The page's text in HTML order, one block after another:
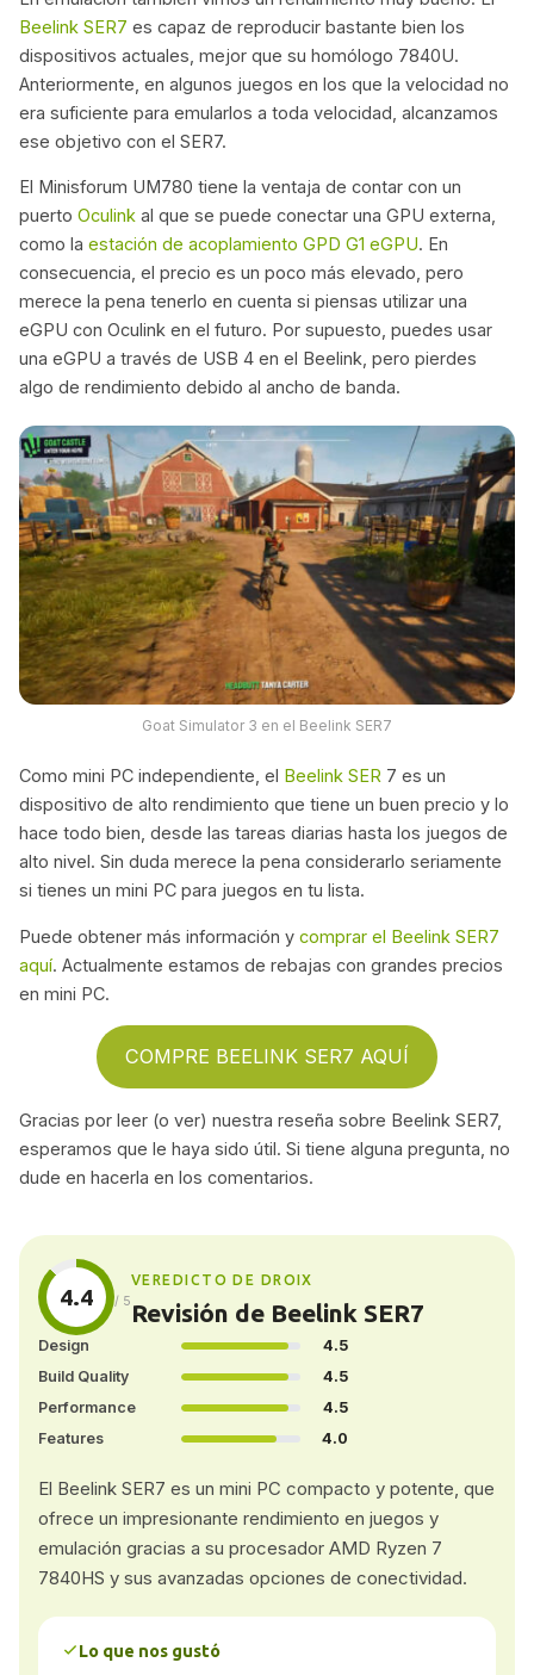
Beelink SER7 es capaz de reproducir bastante bien los
dispositivos actuales, mejor que su homólogo 7840U.
Anteriormente, en algunos juegos en los que la velocidad no
era suficiente para emularlos a toda velocidad, alcanzamos
ese objetivo con el SER7.
El Minisforum UM780 tiene la ventaja de contar con un
puerto Oculink al que se puede conectar una GPU externa,
como la estación de acoplamiento GPD G1 eGPU. En
consecuencia, el precio es un poco más elevado, pero
merece la pena tenerlo en cuenta si piensas utilizar una
eGPU con Oculink en el futuro. Por supuesto, puedes usar
una eGPU a través de USB 4 en el Beelink, pero pierdes
algo de rendimiento debido al ancho de banda.
Goat Simulator 3 en el Beelink SER7
Como mini PC independiente, el Beelink SER 7 es un
dispositivo de alto rendimiento que tiene un buen precio y lo
hace todo bien, desde las tareas diarias hasta los juegos de
alto nivel. Sin duda merece la pena considerarlo seriamente
si tienes un mini PC para juegos en tu lista.
Puede obtener más información y comprar el Beelink SER7
aquí. Actualmente estamos de rebajas con grandes precios
en mini PC.
COMPRE BEELINK SER7 AQUÍ
Gracias por leer (o ver) nuestra reseña sobre Beelink SER7,
esperamos que le haya sido útil. Si tiene alguna pregunta, no
dude en hacerla en los comentarios.
4.4 / 5
VEREDICTO DE DROIX
Revisión de Beelink SER7
Design
4.5
Build Quality
4.5
Performance
4.5
Features
4.0
El Beelink SER7 es un mini PC compacto y potente, que
ofrece un impresionante rendimiento en juegos y
emulación gracias a su procesador AMD Ryzen 7
7840HS y sus avanzadas opciones de conectividad.
Lo que nos gustó